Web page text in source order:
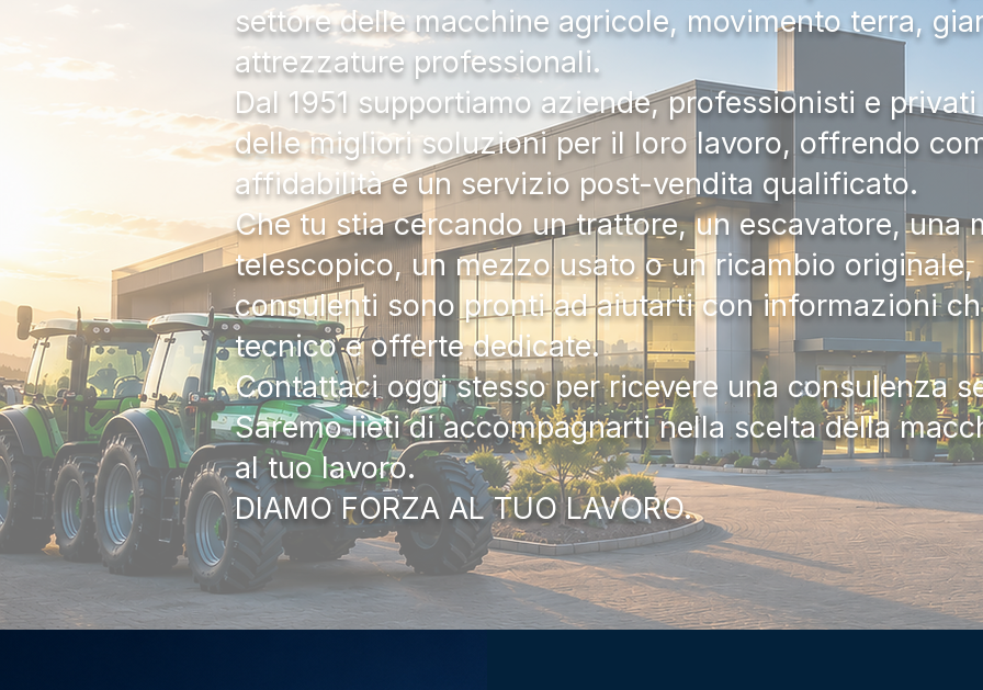
settore delle macchine agricole, movimento terra,
attrezzature professionali.
Dal 1951 supportiamo aziende, professionisti e
delle migliori soluzioni per il loro lavoro, offrendo
affidabilità e un servizio post-vendita qualificato.
Che tu stia cercando un trattore, un escavatore, una
telescopico, un mezzo usato o un ricambio
consulenti sono pronti ad aiutarti con informazioni
tecnico e offerte dedicate.
Contattaci oggi stesso per ricevere una consulenza
Saremo lieti di accompagnarti nella scelta della
al tuo lavoro.
DIAMO FORZA AL TUO LAVORO.